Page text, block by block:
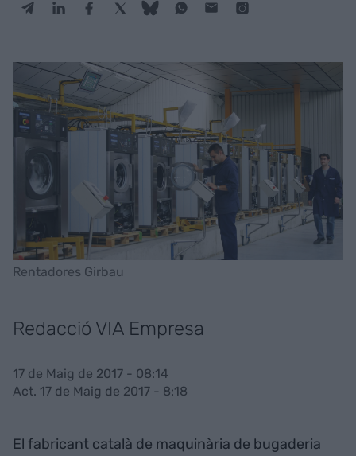
Rentadores Girbau
Redacció VIA Empresa
17 de Maig de 2017 - 08:14
Act. 17 de Maig de 2017 - 8:18
El fabricant català de maquinària de bugaderia